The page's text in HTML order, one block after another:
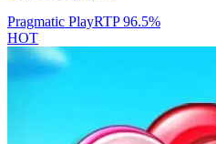
Pragmatic PlayRTP96.5%
HOT